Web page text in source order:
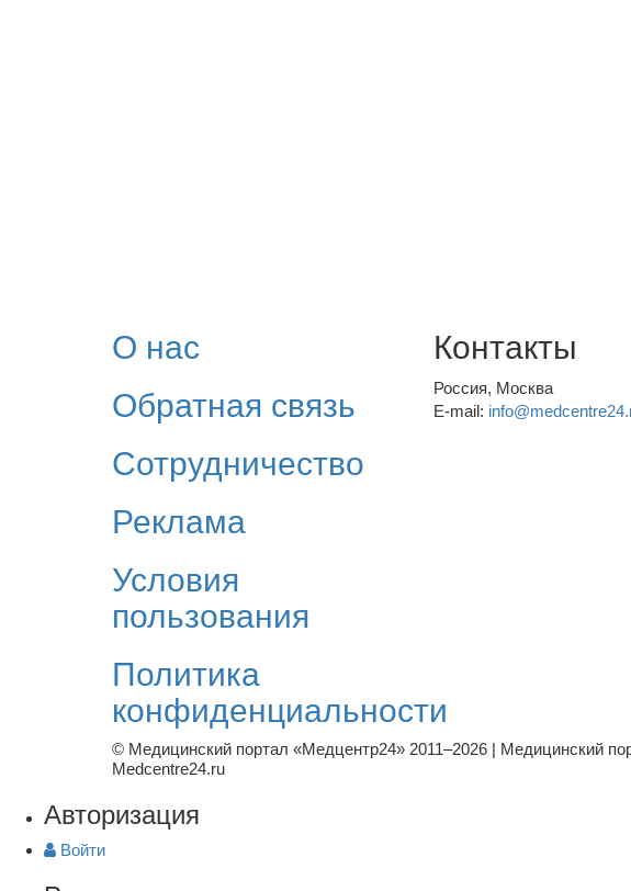
О нас
Обратная связь
Сотрудничество
Реклама
Условия
пользования
Политика
конфиденциальности
Контакты
Россия, Москва
E-mail:
© Медицинский портал «Медцентр24» 2011–2026 | Медицинский
Medcentre24.ru
Авторизация
Войти